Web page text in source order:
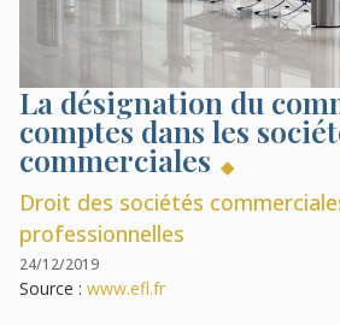
La désignation du
comptes dans les
commerciales
Droit des sociétés
professionnelles
24/12/2019
Source : www.efl.fr